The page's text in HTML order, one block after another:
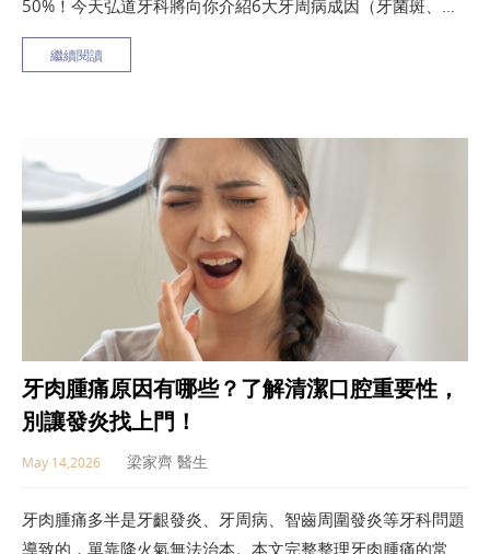
50%！今天弘道牙科將向你介紹6大牙周病成因（牙菌斑、吸
菸、糖尿病、壓力等）、不同階段症狀與治療方法，並提供5
大關鍵預防方法，幫助你守護口腔健康，遠離掉牙危機！
繼續閱讀
牙肉腫痛原因有哪些？了解清潔口腔重要性，
別讓發炎找上門！
May 14,2026 梁家齊 醫生
牙肉腫痛多半是牙齦發炎、牙周病、智齒周圍發炎等牙科問題
導致的，單靠降火氣無法治本。本文完整整理牙肉腫痛的常見